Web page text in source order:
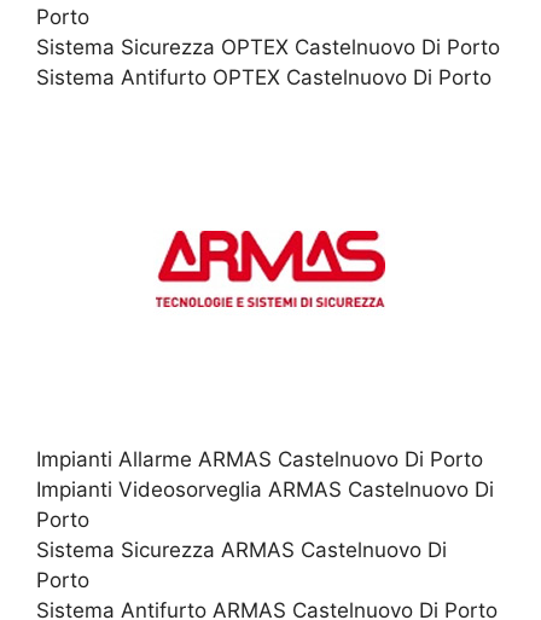
Porto
Sistema Sicurezza OPTEX Castelnuovo Di Porto
Sistema Antifurto OPTEX Castelnuovo Di Porto
Impianti Allarme ARMAS Castelnuovo Di Porto
Impianti Videosorveglia ARMAS Castelnuovo Di
Porto
Sistema Sicurezza ARMAS Castelnuovo Di
Porto
Sistema Antifurto ARMAS Castelnuovo Di Porto